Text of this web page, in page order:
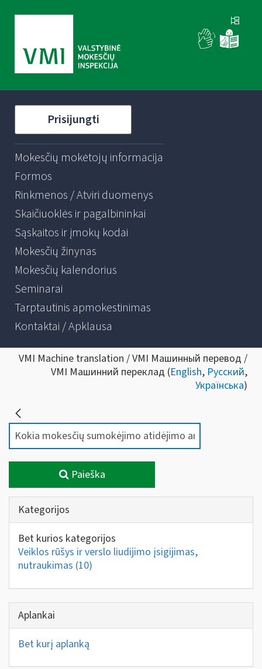
Prisijungti
Mokesčių mokėtojų informacija
Formos
Rinkmenos / Atviri duomenys
Skaičiuoklės ir pagalbininkai
Sąskaitos ir įmokų kodai
Mokesčių žinynas
Mokesčių kalendorius
Seminarai
Tarptautinis apmokestinimas
Kontaktai / Apklausa
VMI Machine translation / VMI Машинный перевод /
VMI Машинний переклад (English, Русский,
Українська)
Paieška
Kategorijos
Bet kurios kategorijos
Veiklos rūšys ir verslo liudijimo įsigijimas,
nutraukimas (10)
Aplankai
Bet kurį aplanką